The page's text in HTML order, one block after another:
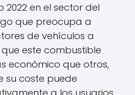
2022 en el sector del
que preocupa a
de vehículos a
este combustible
económico que otros,
su coste puede